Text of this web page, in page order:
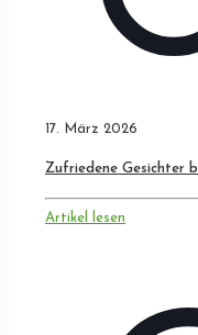
17. März 2026
Zufriedene Gesichter
Artikel lesen